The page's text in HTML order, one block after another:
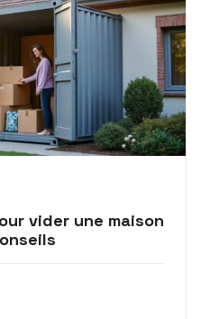
vider une maison